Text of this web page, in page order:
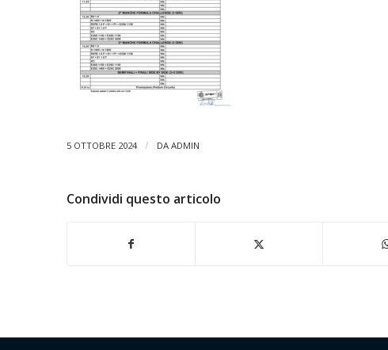
5 OTTOBRE 2024 / DA ADMIN
Condividi questo articolo